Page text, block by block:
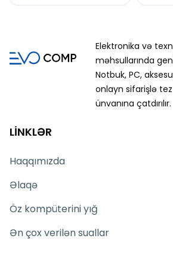
Elektronika və
məhsullarında
Notbuk, PC,
onlayn sifarişlə
ünvanına çatdırılır.
LİNKLƏR
Haqqımızda
Əlaqə
Öz kompüterini yığ
Ən çox verilən suallar